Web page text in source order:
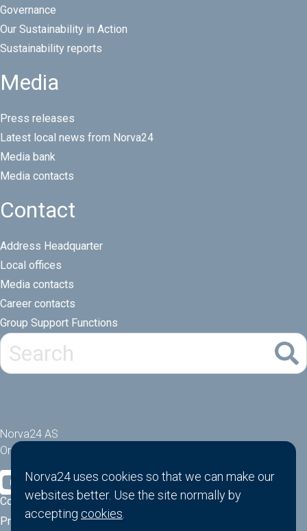
Governance
Our Sustainability in Action
Sustainability reports
Media
Press releases
Latest local news from Norva24
Media bank
Media contacts
Contact
Address Headquarter
Local offices
Media contacts
Career contacts
Group Support Functions
Norva24 AS
Orgnr: 914881463
Cookies
Privacy Policy
Norva24 uses cookies so that we can make our
websites better. Use the site normally by
accepting cookies